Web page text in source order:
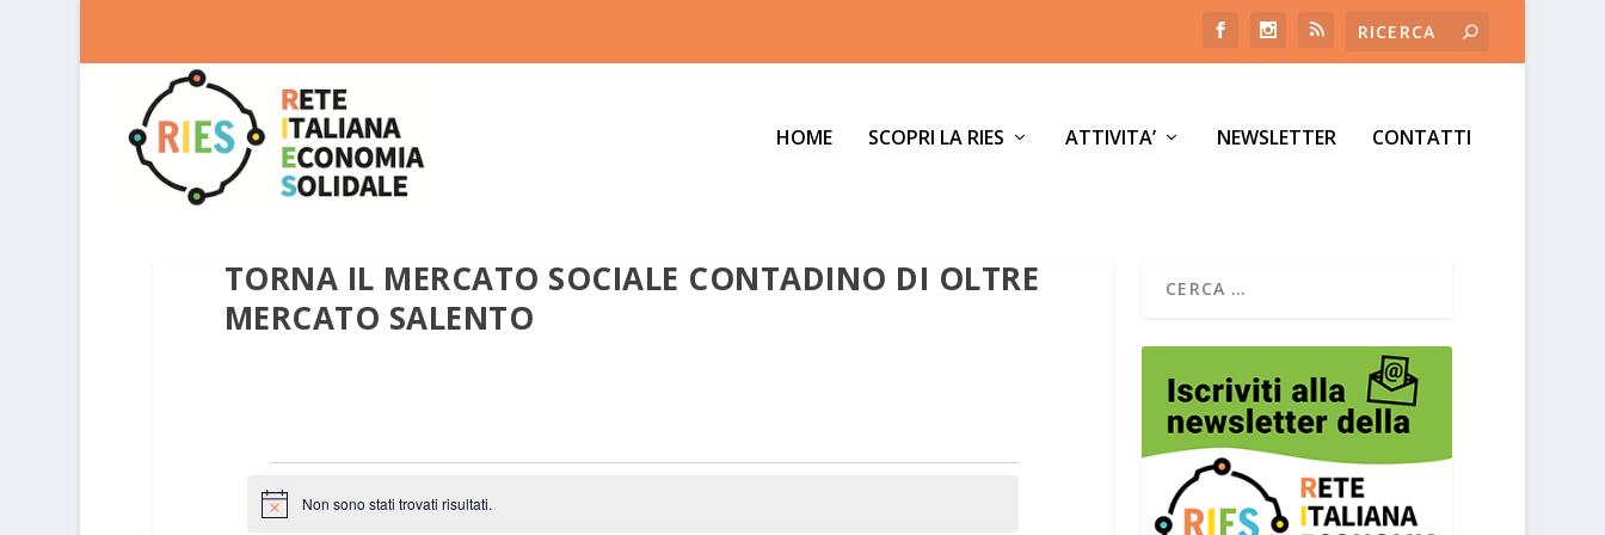
HOME SCOPRI LA RIES ATTIVITA’ NEWSLETTER CONTATTI
TORNA IL MERCATO SOCIALE CONTADINO DI OLTRE
MERCATO SALENTO
EVENTI
Notice Non sono stati trovati risultati.